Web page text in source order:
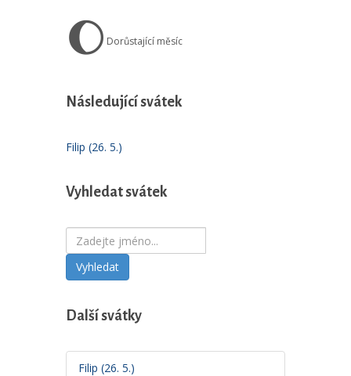
🌔 Dorůstající měsíc
Následující svátek
Filip (26. 5.)
Vyhledat svátek
Vyhledat
Další svátky
Filip (26. 5.)